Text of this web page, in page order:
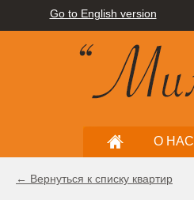
Go to English version
О НАС
← Вернуться к списку квартир